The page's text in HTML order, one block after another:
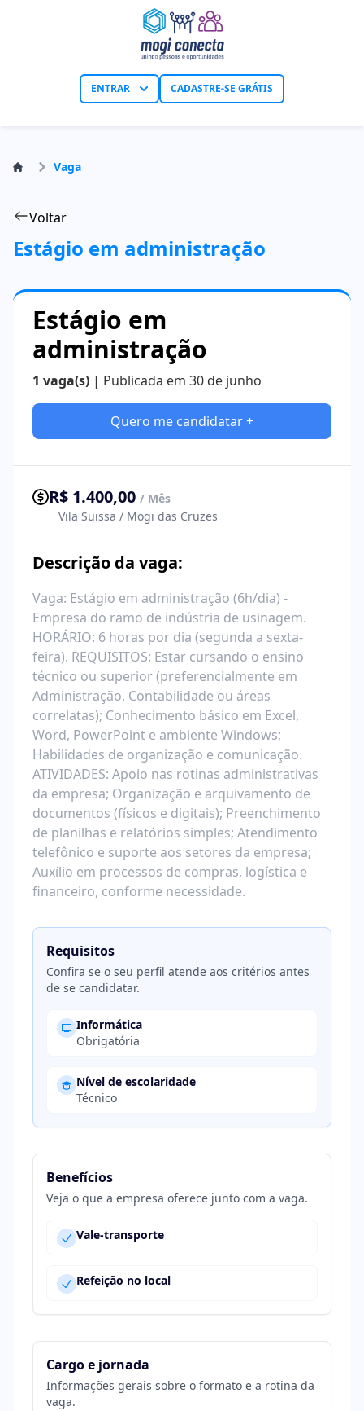
ENTRAR CADASTRE-SE GRÁTIS
Vaga
Voltar
Estágio em administração
Estágio em
administração
1 vaga(s) | Publicada em 30 de junho
Quero me candidatar +
R$ 1.400,00 / Mês
Vila Suissa / Mogi das Cruzes
Descrição da vaga:
Vaga: Estágio em administração (6h/dia) -
Empresa do ramo de indústria de usinagem.
HORÁRIO: 6 horas por dia (segunda a sexta-
feira). REQUISITOS: Estar cursando o ensino
técnico ou superior (preferencialmente em
Administração, Contabilidade ou áreas
correlatas); Conhecimento básico em Excel,
Word, PowerPoint e ambiente Windows;
Habilidades de organização e comunicação.
ATIVIDADES: Apoio nas rotinas administrativas
da empresa; Organização e arquivamento de
documentos (físicos e digitais); Preenchimento
de planilhas e relatórios simples; Atendimento
telefônico e suporte aos setores da empresa;
Auxílio em processos de compras, logística e
financeiro, conforme necessidade.
Requisitos
Confira se o seu perfil atende aos critérios antes
de se candidatar.
Informática
Obrigatória
Nível de escolaridade
Técnico
Benefícios
Veja o que a empresa oferece junto com a vaga.
Vale-transporte
Refeição no local
Cargo e jornada
Informações gerais sobre o formato e a rotina da
vaga.